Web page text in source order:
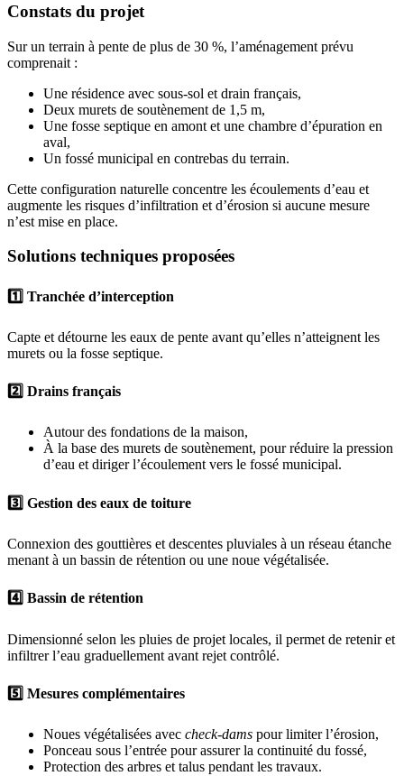
Constats du projet
Sur un terrain à pente de plus de 30 %, l’aménagement prévu
comprenait :
Une résidence avec sous-sol et drain français,
Deux murets de soutènement de 1,5 m,
Une fosse septique en amont et une chambre d’épuration en
aval,
Un fossé municipal en contrebas du terrain.
Cette configuration naturelle concentre les écoulements d’eau et
augmente les risques d’infiltration et d’érosion si aucune mesure
n’est mise en place.
Solutions techniques proposées
1️⃣ Tranchée d’interception
Capte et détourne les eaux de pente avant qu’elles n’atteignent les
murets ou la fosse septique.
2️⃣ Drains français
Autour des fondations de la maison,
À la base des murets de soutènement, pour réduire la pression
d’eau et diriger l’écoulement vers le fossé municipal.
3️⃣ Gestion des eaux de toiture
Connexion des gouttières et descentes pluviales à un réseau étanche
menant à un bassin de rétention ou une noue végétalisée.
4️⃣ Bassin de rétention
Dimensionné selon les pluies de projet locales, il permet de retenir et
infiltrer l’eau graduellement avant rejet contrôlé.
5️⃣ Mesures complémentaires
Noues végétalisées avec check-dams pour limiter l’érosion,
Ponceau sous l’entrée pour assurer la continuité du fossé,
Protection des arbres et talus pendant les travaux.